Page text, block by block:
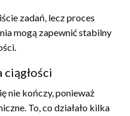
zadań, lecz proces
mogą zapewnić stabilny
ciągłości
nie kończy, ponieważ
To, co działało kilka